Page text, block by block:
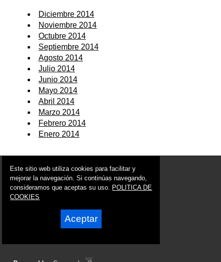
Diciembre 2014
Noviembre 2014
Octubre 2014
Septiembre 2014
Agosto 2014
Julio 2014
Junio 2014
Mayo 2014
Abril 2014
Marzo 2014
Febrero 2014
Enero 2014
© 2006 - 2026 Portal de Moratalla Noticias
info@portaldemoratalla.es
Síguenos en:
Este sitio web utiliza cookies para facilitar y
mejorar la navegación. Si continúas navegando,
consideramos que aceptas su uso. POLITICA DE
COOKIES
Aceptar